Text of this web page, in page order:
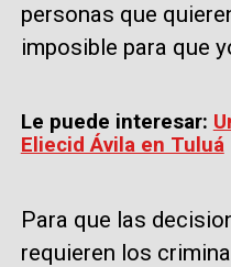
personas que
imposible para que
Le puede interesar:
Eliecid Ávila en Tuluá
Para que las
requieren los